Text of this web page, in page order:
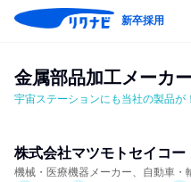
新卒採用
金属部品加工メーカ
宇宙ステーションにも当社の製品が
株式会社マツモトセイコー
機械・医療機器メーカー、自動車